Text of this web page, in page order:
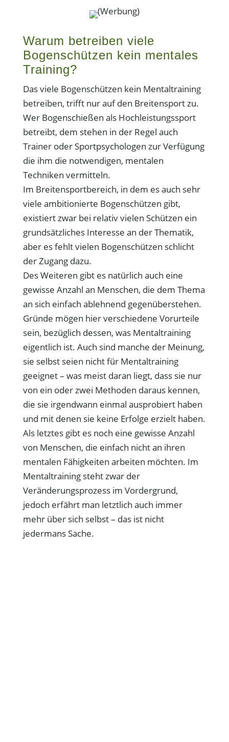
(Werbung)
Warum betreiben viele
Bogenschützen kein mentales
Training?
Das viele Bogenschützen kein Mentaltraining
betreiben, trifft nur auf den Breitensport zu.
Wer Bogenschießen als Hochleistungssport
betreibt, dem stehen in der Regel auch
Trainer oder Sportpsychologen zur Verfügung
die ihm die notwendigen, mentalen
Techniken vermitteln.
Im Breitensportbereich, in dem es auch sehr
viele ambitionierte Bogenschützen gibt,
existiert zwar bei relativ vielen Schützen ein
grundsätzliches Interesse an der Thematik,
aber es fehlt vielen Bogenschützen schlicht
der Zugang dazu.
Des Weiteren gibt es natürlich auch eine
gewisse Anzahl an Menschen, die dem Thema
an sich einfach ablehnend gegenüberstehen.
Gründe mögen hier verschiedene Vorurteile
sein, bezüglich dessen, was Mentaltraining
eigentlich ist. Auch sind manche der Meinung,
sie selbst seien nicht für Mentaltraining
geeignet – was meist daran liegt, dass sie nur
von ein oder zwei Methoden daraus kennen,
die sie irgendwann einmal ausprobiert haben
und mit denen sie keine Erfolge erzielt haben.
Als letztes gibt es noch eine gewisse Anzahl
von Menschen, die einfach nicht an ihren
mentalen Fähigkeiten arbeiten möchten. Im
Mentaltraining steht zwar der
Veränderungsprozess im Vordergrund,
jedoch erfährt man letztlich auch immer
mehr über sich selbst – das ist nicht
jedermans Sache.